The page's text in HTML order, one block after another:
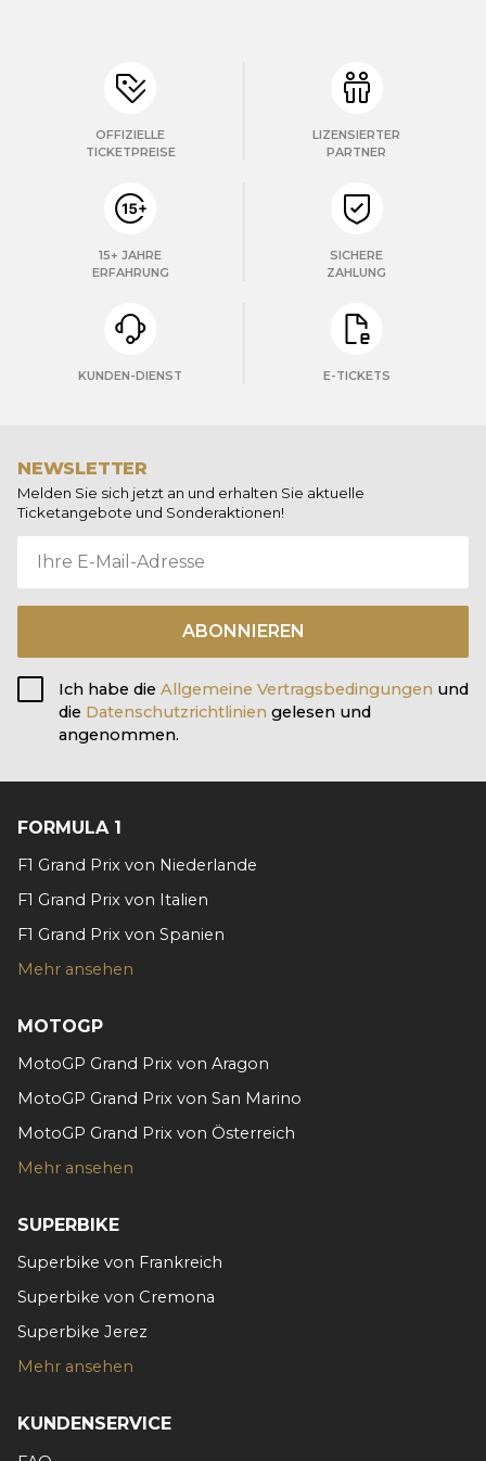
OFFIZIELLE
TICKETPREISE
LIZENSIERTER
PARTNER
15+ JAHRE
ERFAHRUNG
SICHERE
ZAHLUNG
KUNDEN-DIENST E-TICKETS
NEWSLETTER
Melden Sie sich jetzt an und erhalten Sie aktuelle
Ticketangebote und Sonderaktionen!
ABONNIEREN
Ich habe die Allgemeine Vertragsbedingungen und
die Datenschutzrichtlinien gelesen und
angenommen.
FORMULA 1
F1 Grand Prix von Niederlande
F1 Grand Prix von Italien
F1 Grand Prix von Spanien
Mehr ansehen
MOTOGP
MotoGP Grand Prix von Aragon
MotoGP Grand Prix von San Marino
MotoGP Grand Prix von Österreich
Mehr ansehen
SUPERBIKE
Superbike von Frankreich
Superbike von Cremona
Superbike Jerez
Mehr ansehen
KUNDENSERVICE